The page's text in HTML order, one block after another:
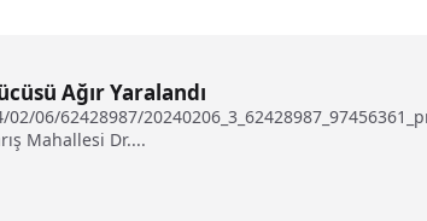
Ağır Yaralandı
06/62428987/
Mahallesi Dr....